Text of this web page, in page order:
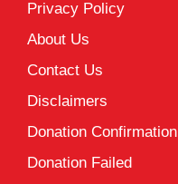
Privacy Policy
About Us
Contact Us
Disclaimers
Donation Confirmation
Donation Failed